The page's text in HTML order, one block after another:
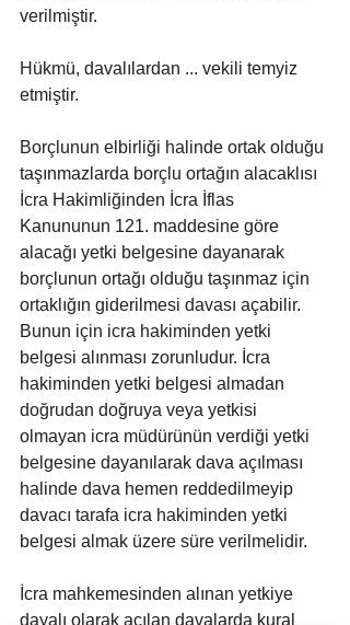
verilmiştir.
Hükmü, davalılardan ... vekili temyiz
etmiştir.
Borçlunun elbirliği halinde ortak olduğu
taşınmazlarda borçlu ortağın alacaklısı
İcra Hakimliğinden İcra İflas
Kanununun 121. maddesine göre
alacağı yetki belgesine dayanarak
borçlunun ortağı olduğu taşınmaz için
ortaklığın giderilmesi davası açabilir.
Bunun için icra hakiminden yetki
belgesi alınması zorunludur. İcra
hakiminden yetki belgesi almadan
doğrudan doğruya veya yetkisi
olmayan icra müdürünün verdiği yetki
belgesine dayanılarak dava açılması
halinde dava hemen reddedilmeyip
davacı tarafa icra hakiminden yetki
belgesi almak üzere süre verilmelidir.
İcra mahkemesinden alınan yetkiye
dayalı olarak açılan davalarda kural